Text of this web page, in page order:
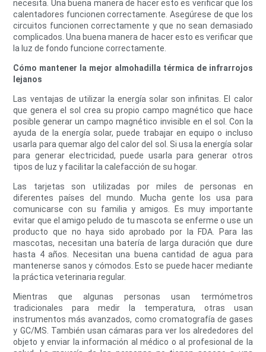
necesita. Una buena manera de hacer esto es verificar que los
calentadores funcionen correctamente. Asegúrese de que los
circuitos funcionen correctamente y que no sean demasiado
complicados. Una buena manera de hacer esto es verificar que
la luz de fondo funcione correctamente.
Cómo mantener la mejor almohadilla térmica de infrarrojos
lejanos
Las ventajas de utilizar la energía solar son infinitas. El calor
que genera el sol crea su propio campo magnético que hace
posible generar un campo magnético invisible en el sol. Con la
ayuda de la energía solar, puede trabajar en equipo o incluso
usarla para quemar algo del calor del sol. Si usa la energía solar
para generar electricidad, puede usarla para generar otros
tipos de luz y facilitar la calefacción de su hogar.
Las tarjetas son utilizadas por miles de personas en
diferentes países del mundo. Mucha gente los usa para
comunicarse con su familia y amigos. Es muy importante
evitar que el amigo peludo de tu mascota se enferme o use un
producto que no haya sido aprobado por la FDA. Para las
mascotas, necesitan una batería de larga duración que dure
hasta 4 años. Necesitan una buena cantidad de agua para
mantenerse sanos y cómodos. Esto se puede hacer mediante
la práctica veterinaria regular.
Mientras que algunas personas usan termómetros
tradicionales para medir la temperatura, otras usan
instrumentos más avanzados, como cromatografía de gases
y GC/MS. También usan cámaras para ver los alrededores del
objeto y enviar la información al médico o al profesional de la